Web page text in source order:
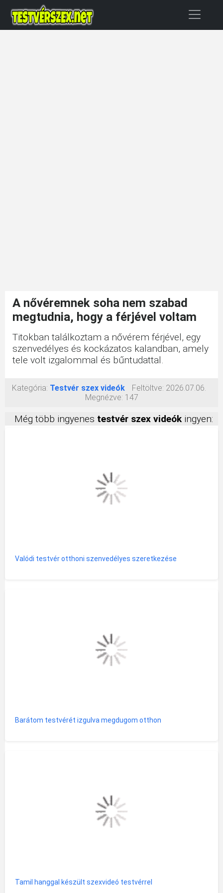
A nővéremnek soha nem szabad
megtudnia, hogy a férjével voltam
Titokban találkoztam a nővérem férjével, egy
szenvedélyes és kockázatos kalandban, amely
tele volt izgalommal és bűntudattal.
Kategória: Testvér szex videók Feltöltve: 2026.07.06.
Megnézve: 147
Még több ingyenes testvér szex videókingyen:
Valódi testvér otthoni szenvedélyes szeretkezése
Barátom testvérét izgulva megdugom otthon
Tamil hanggal készült szexvideó testvérrel